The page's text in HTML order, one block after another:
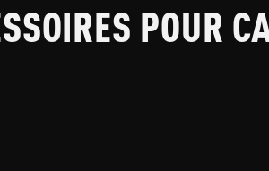
POUR